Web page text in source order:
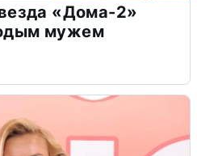
«Дома-2»
мужем